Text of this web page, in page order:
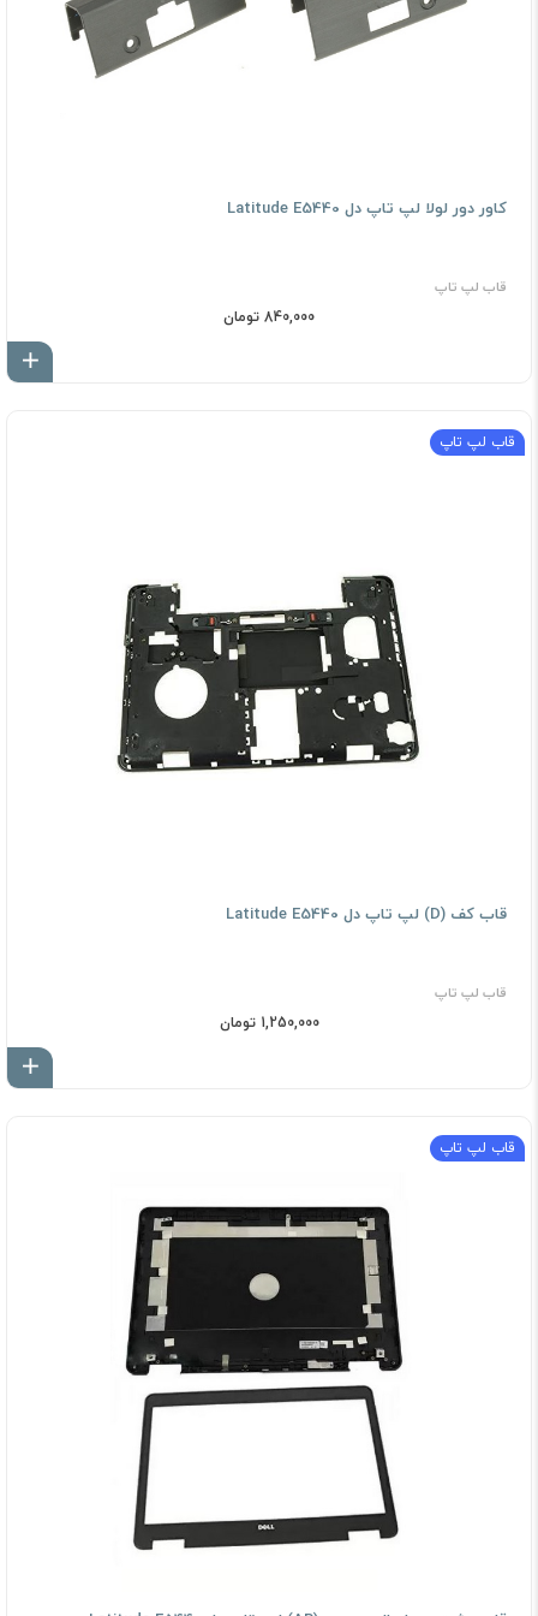
کاور دور لولا لپ تاپ دل Latitude E5440
قاب لپ تاپ
840,000 تومان
قاب لپ تاپ
قاب کف (D) لپ تاپ دل Latitude E5440
قاب لپ تاپ
1,250,000 تومان
قاب لپ تاپ